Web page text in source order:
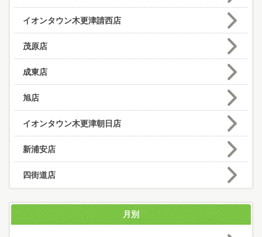
イオンタウン木更津請西店
茂原店
成東店
旭店
イオンタウン木更津朝日店
新浦安店
四街道店
月別